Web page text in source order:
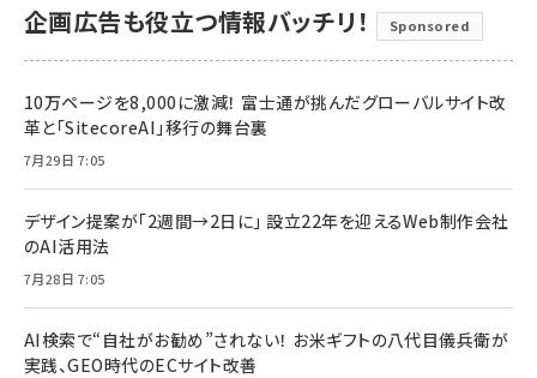
企画広告も役立つ情報バッチリ！ Sponsored
10万ページを8,000に激減！ 富士通が挑んだグローバルサイト改
革と「SitecoreAI」移行の舞台裏
7月29日 7:05
デザイン提案が「2週間→2日に」 設立22年を迎えるWeb制作会社
のAI活用法
7月28日 7:05
AI検索で“自社がお勧め”されない！ お米ギフトの八代目儀兵衛が
実践、GEO時代のECサイト改善